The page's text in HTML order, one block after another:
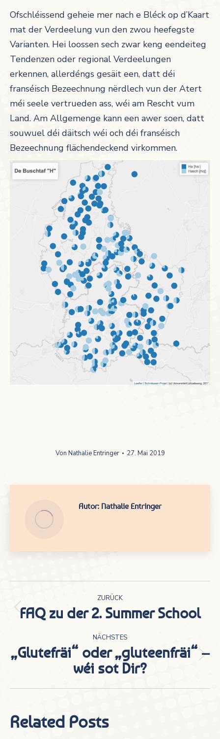
Ofschléissend geheie mer nach e Bléck op d’Kaart
mat der Verdeelung vun den zwou heefegste
Varianten. Hei loossen sech zwar keng eendeiteg
Tendenzen oder regional Verdeelungen
erkennen, allerdéngs gesäit een, datt déi
franséisch Bezeechnung nërdlech vun der Atert
méi seele vertrueden ass, wéi am Rescht vum
Land. Am Allgemenge kann een awer soen, datt
souwuel déi däitsch wéi och déi franséisch
Bezeechnung flächendeckend virkommen.
Von Nathalie Entringer 27. Mai 2019
Autor: Nathalie Entringer
Kommentarnavigation
ZURÜCK
Vorheriger
FAQ zu der 2. Summer School
NÄCHSTES
Nächster
Beitrag:
„Glutefräi“ oder „gluteenfräi“ –
wéi sot Dir?
Related Posts